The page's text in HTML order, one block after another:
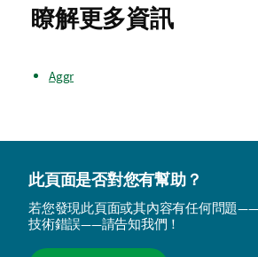
瞭解更多資訊
Aggr
此頁面是否對您有幫助？
若您發現此頁面或其內容有任何問題
技術錯誤——請告知我們！